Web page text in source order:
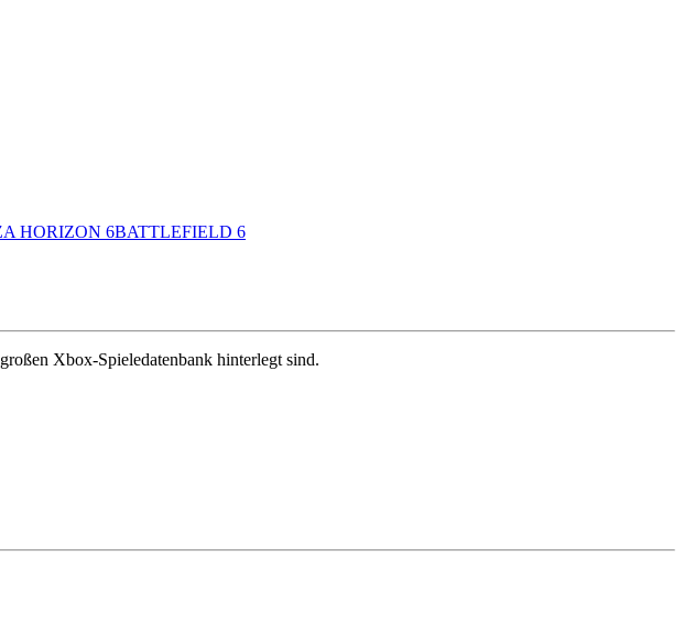
HORIZON 6BATTLEFIELD 6
Xbox-Spieledatenbank hinterlegt sind.